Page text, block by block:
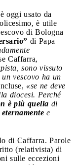
oggi usato da
è utile
di Bologna
di Papa
Caffarra,
sono vissuto
un vescovo ha un
«se ne deve
diocesi. Perché
è più quella di
eternamente e
di Caffarra. Parole
(relativista) di
sulle eccezioni